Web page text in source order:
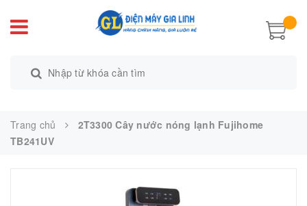
Trang chủ
2T3300 Cây nước nóng lạnh Fujihome
TB241UV